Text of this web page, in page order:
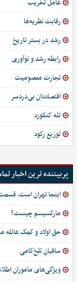
عامل تخریب
رقابت نظریه‌ها
رشد در بستر تاریخ
رابطه رشد و نوآوری
تجارت معصومیت
اقتصاددان بی‌دردسر
تله کنکورد
توزیع رکود
پربیننده ترین اخبار
اینجا تهران است،
مارکسیسم چیست؟
حق اولاد و کمک عائله
ساقیانِ تلخ‌کامی
ویژگی‌های ماموران